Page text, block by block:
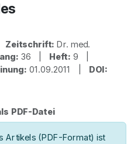
Zeitschrift: Dr. med.
36 | Heft: 9 |
01.09.2011 | DOI:
PDF-Datei
Artikels (PDF-Format) ist